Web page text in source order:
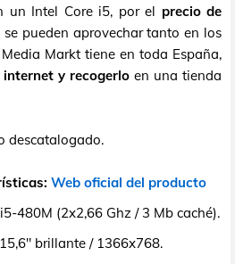
un Intel Core i5, por el precio de
se pueden aprovechar tanto en los
Markt tiene en toda España,
y recogerlo en una tienda
descatalogado.
Web oficial del producto
480M (2x2,66 Ghz / 3 Mb caché).
15,6" brillante / 1366x768.